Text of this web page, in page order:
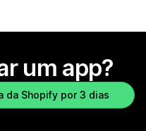
um app?
da Shopify por 3 dias